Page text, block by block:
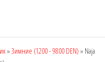
»Зимние (1200 - 9800 DEN) » Naja